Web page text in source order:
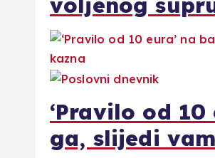
‘Pravilo od
ga, slijedi